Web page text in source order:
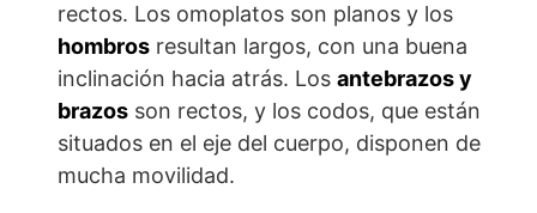
rectos. Los omoplatos son planos y los
hombros resultan largos, con una buena
inclinación hacia atrás. Los antebrazos y
brazos son rectos, y los codos, que están
situados en el eje del cuerpo, disponen de
mucha movilidad.